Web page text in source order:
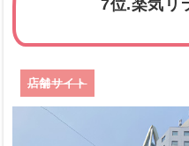
7位.楽気リ
店舗サイト